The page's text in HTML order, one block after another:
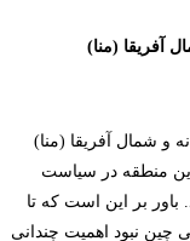
آفریقا (منا)
و شمال آفریقا (منا)
منطقه در سیاست
بر این است که تا
چین نبود اهمیت چندانی